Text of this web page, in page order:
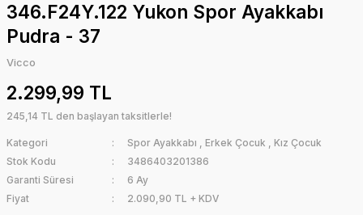
346.F24Y.122 Yukon Spor Ayakkabı
Pudra - 37
Vicco
2.299,99 TL
245,14 TL den başlayan taksitlerle!
Kategori Spor Ayakkabı , Erkek Çocuk , Kız Çocuk
Stok Kodu
3486403201386
Garanti Süresi
6 Ay
Fiyat
2.090,90 TL + KDV